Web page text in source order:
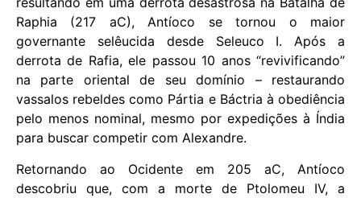
Raphia (217 aC), Antíoco se tornou o maior
governante selêucida desde Seleuco I. Após a
derrota de Rafia, ele passou 10 anos “revivificando”
na parte oriental de seu domínio – restaurando
vassalos rebeldes como Pártia e Báctria à obediência
pelo menos nominal, mesmo por expedições à Índia
para buscar competir com Alexandre.
Retornando ao Ocidente em 205 aC, Antíoco
descobriu que, com a morte de Ptolomeu IV, a